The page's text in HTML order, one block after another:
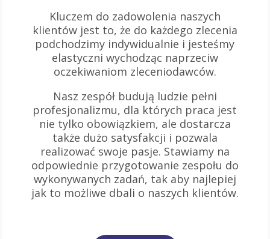
Kluczem do zadowolenia naszych
klientów jest to, że do każdego zlecenia
podchodzimy indywidualnie i jesteśmy
elastyczni wychodząc naprzeciw
oczekiwaniom zleceniodawców.
Nasz zespół budują ludzie pełni
profesjonalizmu, dla których praca jest
nie tylko obowiązkiem, ale dostarcza
także dużo satysfakcji i pozwala
realizować swoje pasje. Stawiamy na
odpowiednie przygotowanie zespołu do
wykonywanych zadań, tak aby najlepiej
jak to możliwe dbali o naszych klientów.